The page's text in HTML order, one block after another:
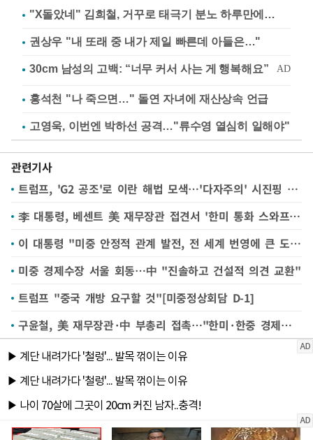
"X돌았네" 김희철, 거꾸로 태극기 분노 하루만에…
권상우 "내 또래 중 내가 제일 빠른데 아들은…"
홍석천 "나 죽으면…" 돌연 자녀에 재산상속 언급
고영욱, 이번엔 박하선 공격…"류수영 열심히 일해야"
관련기사
트럼프, 'G2 공조'로 이란 해법 모색…'다자주의' 시진핑 응할까
李 대통령, 베센트 美 재무장관 접견서 '한미 통화 스와프' 언급
이 대통령 "미중 안정적 관계 발전, 전 세계 번영에 큰 도움될 것"(종합)
미중 경제수장 서울 회동…中 "진솔하고 건설적 의견 교환"
트럼프 "중국 개방 요구할 것"[미중정상회담 D-1]
구윤철, 美 재무장관·中 부총리 접촉…"한미·한중 경제협력 강화"